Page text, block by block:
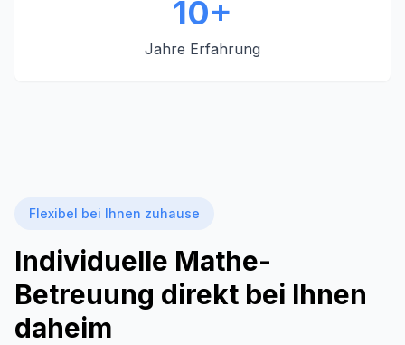
10+
Jahre Erfahrung
Flexibel bei Ihnen zuhause
Individuelle Mathe-
Betreuung direkt bei Ihnen
daheim